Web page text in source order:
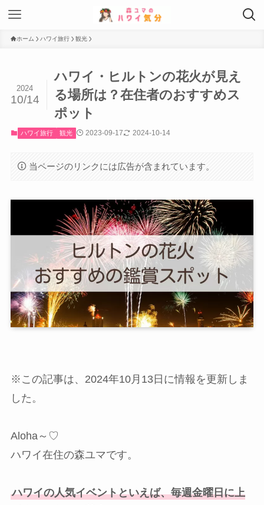
ホーム ハワイ旅行 観光
ハワイ・ヒルトンの花火が見え
る場所は？在住者のおすすめス
ポット
2024
10/14
ハワイ旅行 観光 2023-09-17 2024-10-14
当ページのリンクには広告が含まれています。
※この記事は、2024年10月13日に情報を更新しま
した。
Aloha～♡
ハワイ在住の森ユマです。
ハワイの人気イベントといえば、毎週金曜日に上